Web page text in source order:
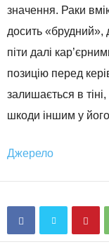
значення. Раки
досить «брудний»,
піти далі
позицію перед
залишається в
шкоди іншим у його
Джерело